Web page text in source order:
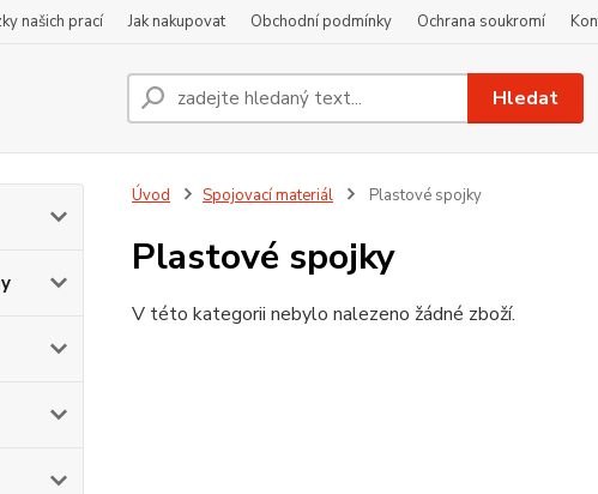
našich prací Jak nakupovat Obchodní podmínky Ochrana soukromí
Hledat
Úvod Spojovací materiál Plastové spojky
Plastové spojky
V této kategorii nebylo nalezeno žádné zboží.